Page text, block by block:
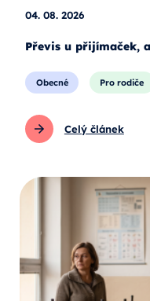
04. 08. 2026
Převis u přijímaček,
Obecné Pro rodiče
Celý článek